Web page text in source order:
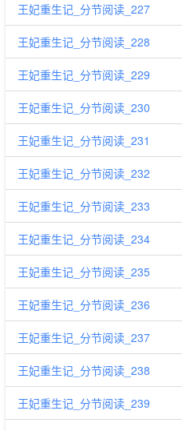
王妃重生记_分节阅读_227
王妃重生记_分节阅读_228
王妃重生记_分节阅读_229
王妃重生记_分节阅读_230
王妃重生记_分节阅读_231
王妃重生记_分节阅读_232
王妃重生记_分节阅读_233
王妃重生记_分节阅读_234
王妃重生记_分节阅读_235
王妃重生记_分节阅读_236
王妃重生记_分节阅读_237
王妃重生记_分节阅读_238
王妃重生记_分节阅读_239